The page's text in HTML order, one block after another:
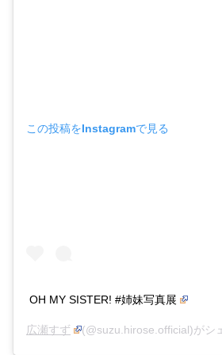
この投稿をInstagramで見る
OH MY SISTER! #姉妹写真展
広瀬すず (@suzu.hirose.official)がシ